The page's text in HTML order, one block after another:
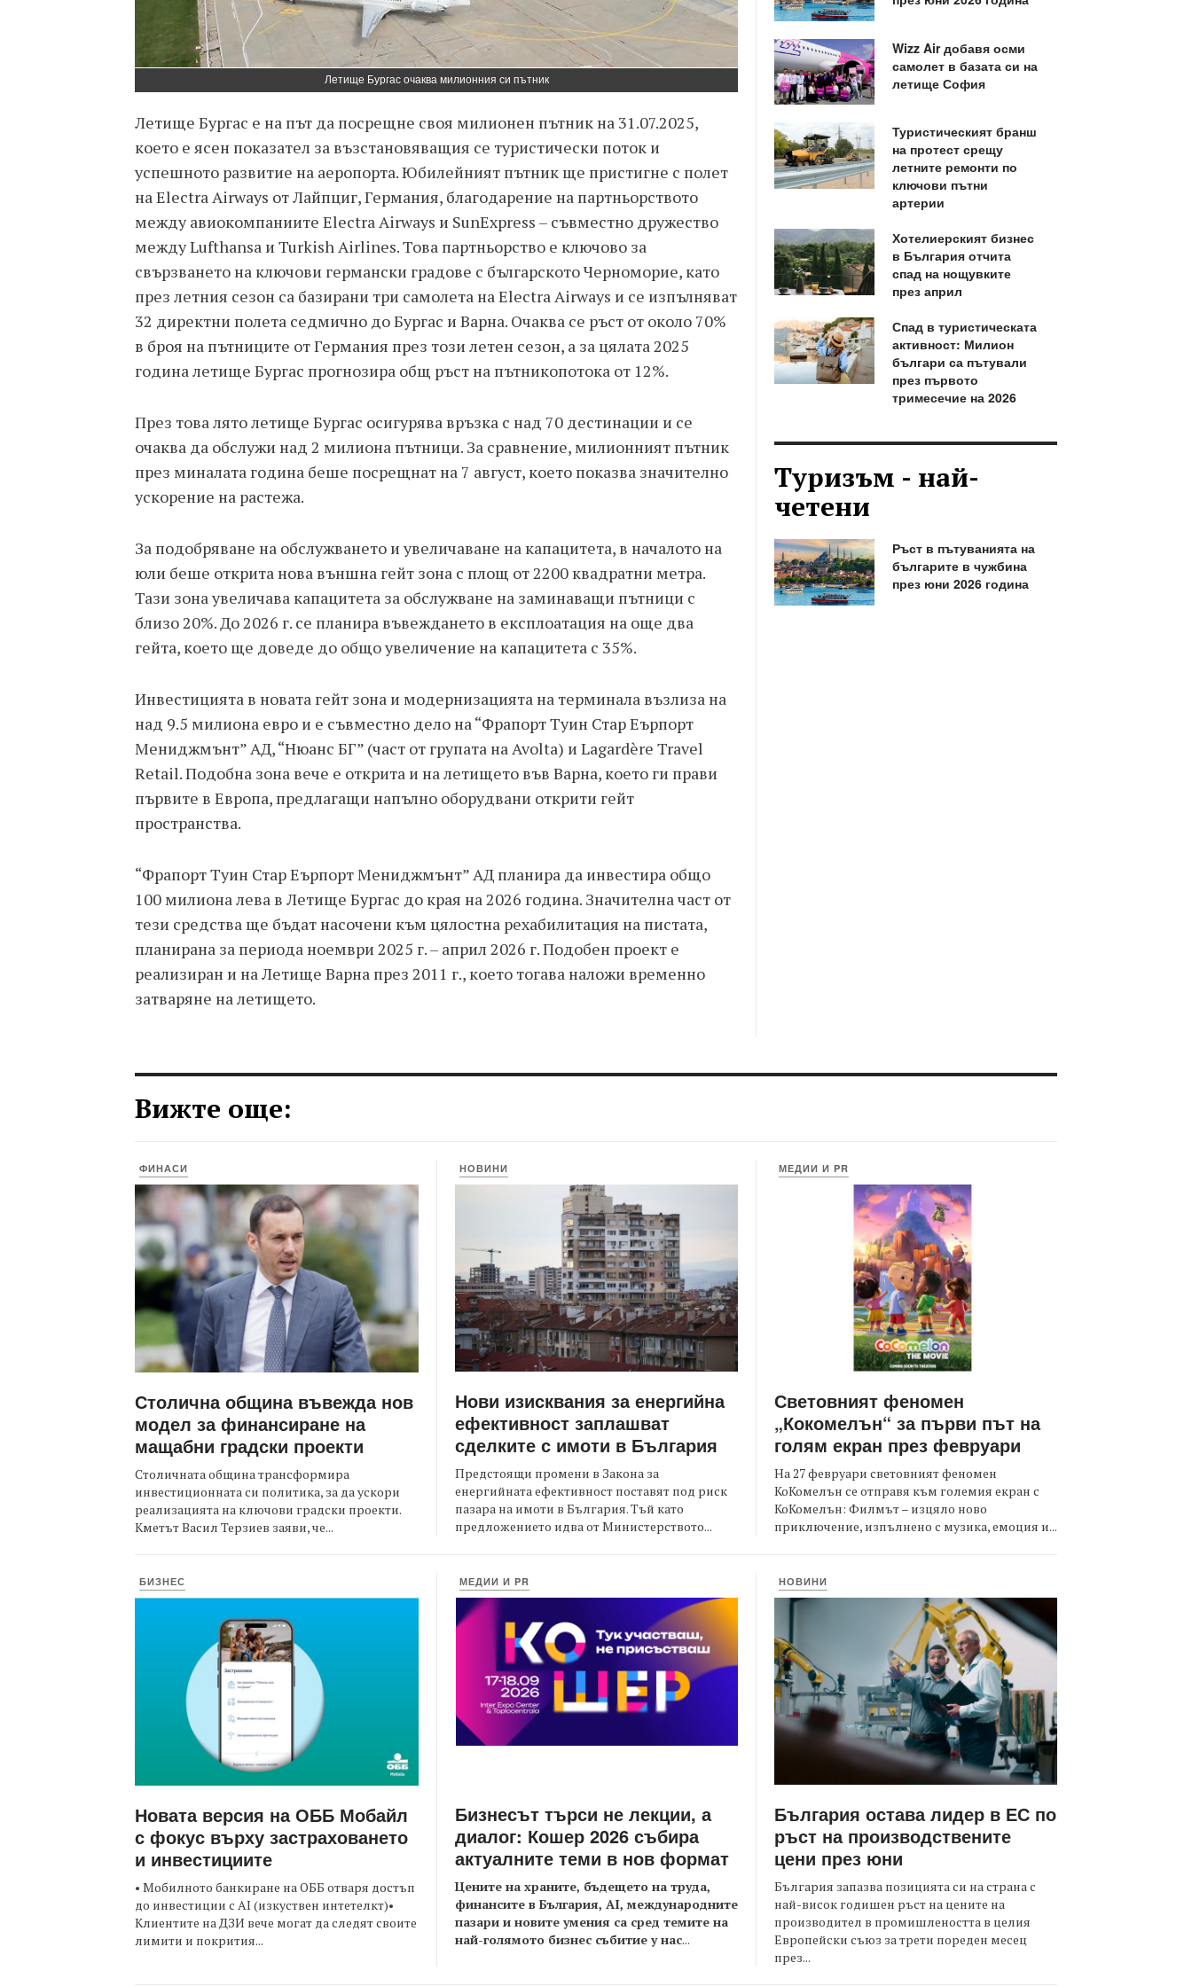
Летище Бургас очаква милионния си пътник
Летище Бургас е на път да посрещне своя милионен пътник на 31.07.2025,
което е ясен показател за възстановяващия се туристически поток и
успешното развитие на аеропорта. Юбилейният пътник ще пристигне с полет
на Electra Airways от Лайпциг, Германия, благодарение на партньорството
между авиокомпаниите Electra Airways и SunExpress – съвместно дружество
между Lufthansa и Turkish Airlines. Това партньорство е ключово за
свързването на ключови германски градове с българското Черноморие, като
през летния сезон са базирани три самолета на Electra Airways и се изпълняват
32 директни полета седмично до Бургас и Варна. Очаква се ръст от около 70%
в броя на пътниците от Германия през този летен сезон, а за цялата 2025
година летище Бургас прогнозира общ ръст на пътникопотока от 12%.
През това лято летище Бургас осигурява връзка с над 70 дестинации и се
очаква да обслужи над 2 милиона пътници. За сравнение, милионният пътник
през миналата година беше посрещнат на 7 август, което показва значително
ускорение на растежа.
За подобряване на обслужването и увеличаване на капацитета, в началото на
юли беше открита нова външна гейт зона с площ от 2200 квадратни метра.
Тази зона увеличава капацитета за обслужване на заминаващи пътници с
близо 20%. До 2026 г. се планира въвеждането в експлоатация на още два
гейта, което ще доведе до общо увеличение на капацитета с 35%.
Инвестицията в новата гейт зона и модернизацията на терминала възлиза на
над 9.5 милиона евро и е съвместно дело на “Фрапорт Туин Стар Еърпорт
Мениджмънт” АД, “Нюанс БГ” (част от групата на Avolta) и Lagardère Travel
Retail. Подобна зона вече е открита и на летището във Варна, което ги прави
първите в Европа, предлагащи напълно оборудвани открити гейт
пространства.
“Фрапорт Туин Стар Еърпорт Мениджмънт” АД планира да инвестира общо
100 милиона лева в Летище Бургас до края на 2026 година. Значителна част от
тези средства ще бъдат насочени към цялостна рехабилитация на пистата,
планирана за периода ноември 2025 г. – април 2026 г. Подобен проект е
реализиран и на Летище Варна през 2011 г., което тогава наложи временно
затваряне на летището.
Wizz Air добавя осми
самолет в базата си на
летище София
Туристическият бранш
на протест срещу
летните ремонти по
ключови пътни
артерии
Хотелиерският бизнес
в България отчита
спад на нощувките
през април
Спад в туристическата
активност: Милион
българи са пътували
през първото
тримесечие на 2026
Туризъм - най-
четени
Ръст в пътуванията на
българите в чужбина
през юни 2026 година
Вижте още:
ФИНАСИ
Столична община въвежда нов
модел за финансиране на
мащабни градски проекти
Столичната община трансформира
инвестиционната си политика, за да ускори
реализацията на ключови градски проекти.
Кметът Васил Терзиев заяви, че...
НОВИНИ
Нови изисквания за енергийна
ефективност заплашват
сделките с имоти в България
Предстоящи промени в Закона за
енергийната ефективност поставят под риск
пазара на имоти в България. Тъй като
предложението идва от Министерството...
МЕДИИ И PR
Световният феномен
„Кокомелън“ за първи път на
голям екран през февруари
На 27 февруари световният феномен
КоКомелън се отправя към големия екран с
КоКомелън: Филмът – изцяло ново
приключение, изпълнено с музика, емоция и...
БИЗНЕС
Новата версия на ОББ Мобайл
с фокус върху застраховането
и инвестициите
• Мобилното банкиране на ОББ отваря достъп
до инвестиции с AI (изкуствен интетелкт)•
Клиентите на ДЗИ вече могат да следят своите
лимити и покрития...
МЕДИИ И PR
Бизнесът търси не лекции, а
диалог: Кошер 2026 събира
актуалните теми в нов формат
Цените на храните, бъдещето на труда,
финансите в България, AI, международните
пазари и новите умения са сред темите на
най-голямото бизнес събитие у нас...
НОВИНИ
България остава лидер в ЕС по
ръст на производствените
цени през юни
България запазва позицията си на страна с
най-висок годишен ръст на цените на
производител в промишлеността в целия
Европейски съюз за трети пореден месец
през...